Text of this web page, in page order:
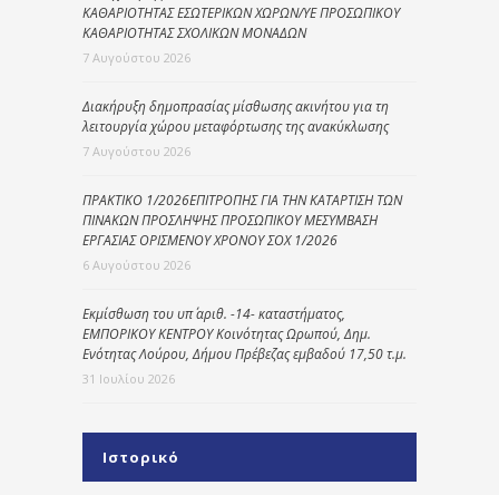
ΚΑΘΑΡΙΟΤΗΤΑΣ ΕΣΩΤΕΡΙΚΩΝ ΧΩΡΩΝ/ΥΕ ΠΡΟΣΩΠΙΚΟΥ
ΚΑΘΑΡΙΟΤΗΤΑΣ ΣΧΟΛΙΚΩΝ ΜΟΝΑΔΩΝ
7 Αυγούστου 2026
Διακήρυξη δημοπρασίας μίσθωσης ακινήτου για τη
λειτουργία χώρου μεταφόρτωσης της ανακύκλωσης
7 Αυγούστου 2026
ΠΡΑΚΤΙΚΟ 1/2026ΕΠΙΤΡΟΠΗΣ ΓΙΑ ΤΗΝ ΚΑΤΑΡΤΙΣΗ ΤΩΝ
ΠΙΝΑΚΩΝ ΠΡΟΣΛΗΨΗΣ ΠΡΟΣΩΠΙΚΟΥ ΜΕΣΥΜΒΑΣΗ
ΕΡΓΑΣΙΑΣ ΟΡΙΣΜΕΝΟΥ ΧΡΟΝΟΥ ΣΟΧ 1/2026
6 Αυγούστου 2026
Εκμίσθωση του υπ΄ αριθ. -14- καταστήματος,
ΕΜΠΟΡΙΚΟΥ ΚΕΝΤΡΟΥ Κοινότητας Ωρωπού, Δημ.
Ενότητας Λούρου, Δήμου Πρέβεζας εμβαδού 17,50 τ.μ.
31 Ιουλίου 2026
Ιστορικό